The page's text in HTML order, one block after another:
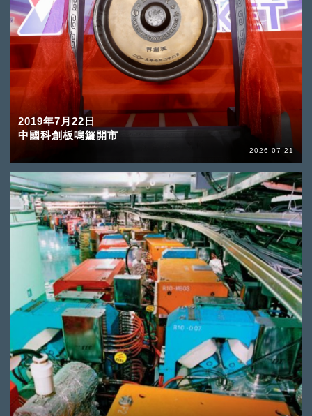
2019年7月22日
中國科創板鳴鑼開市
2026-07-21